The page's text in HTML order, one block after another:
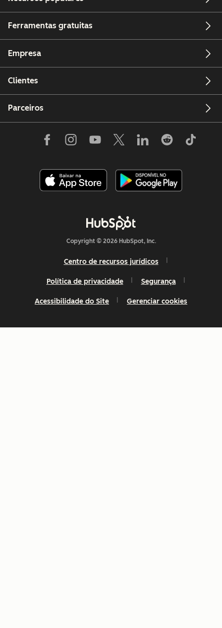
Ferramentas gratuitas
Empresa
Clientes
Parceiros
Copyright © 2026 HubSpot, Inc.
Centro de recursos jurídicos
Política de privacidade Segurança
Acessibilidade do Site Gerenciar cookies